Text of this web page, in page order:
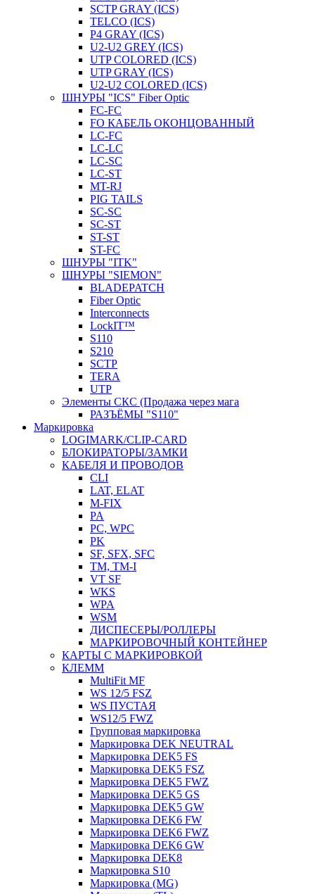
SCTP GRAY (ICS)
TELCO (ICS)
P4 GRAY (ICS)
U2-U2 GREY (ICS)
UTP COLORED (ICS)
UTP GRAY (ICS)
U2-U2 COLORED (ICS)
ШНУРЫ "ICS" Fiber Optic
FC-FC
FO КАБЕЛЬ ОКОНЦОВАННЫЙ
LC-FC
LC-LC
LC-SC
LС-ST
MT-RJ
PIG TAILS
SC-SC
SC-ST
ST-ST
ST-FC
ШНУРЫ "ITK"
ШНУРЫ "SIEMON"
BLADEPATCH
Fiber Optic
Interconnects
LockIT™
S110
S210
SCTP
TERA
UTP
Элементы СКС (Продажа через мага
РАЗЪЁМЫ "S110"
Маркировка
LOGIMARK/CLIP-CARD
БЛОКИРАТОРЫ/ЗАМКИ
КАБЕЛЯ И ПРОВОДОВ
CLI
LAT, ELAT
M-FIX
PA
PC, WРС
PK
SF, SFX, SFC
TM, TM-I
VT SF
WKS
WPA
WSM
ДИСПЕСЕРЫ/РОЛЛЕРЫ
МАРКИРОВОЧНЫЙ КОНТЕЙНЕР
КАРТЫ С МАРКИРОВКОЙ
КЛЕММ
MultiFit MF
WS 12/5 FSZ
WS ПУСТАЯ
WS12/5 FWZ
Групповая маркировка
Маркировка DEK NEUTRAL
Маркировка DEK5 FS
Маркировка DEK5 FSZ
Маркировка DEK5 FWZ
Маркировка DEK5 GS
Маркировка DEK5 GW
Маркировка DEK6 FW
Маркировка DEK6 FWZ
Маркировка DEK6 GW
Маркировка DEK8
Маркировка S10
Маркировка (MG)